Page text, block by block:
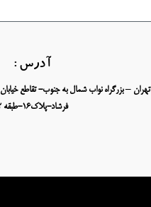
آدرس :
تهران – بزرگراه نواب شمال به جنوب- تقاطع
فرشاد-پلاک16-طبقه 2